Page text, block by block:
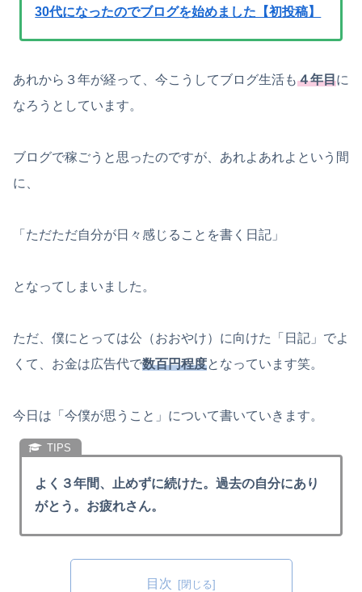
30代になったのでブログを始めました【初投稿】
あれから３年が経って、今こうしてブログ生活も４年目に
なろうとしています。
ブログで稼ごうと思ったのですが、あれよあれよという間
に、
「ただただ自分が日々感じることを書く日記」
となってしまいました。
ただ、僕にとっては公（おおやけ）に向けた「日記」でよ
くて、お金は広告代で数百円程度となっています笑。
今日は「今僕が思うこと」について書いていきます。
よく３年間、止めずに続けた。過去の自分にあり
がとう。お疲れさん。
目次